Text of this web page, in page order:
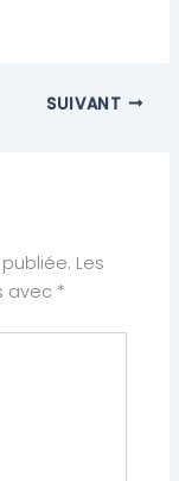
SUIVANT
Les
avec *